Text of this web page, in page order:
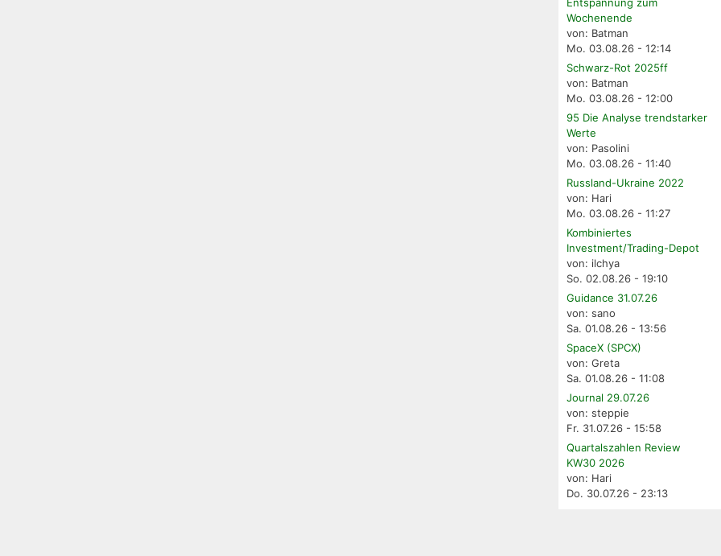
Wochenende
von: Batman
Mo. 03.08.26 - 12:14
Schwarz-Rot 2025ff
von: Batman
Mo. 03.08.26 - 12:00
95 Die Analyse trendstarker
Werte
von: Pasolini
Mo. 03.08.26 - 11:40
Russland-Ukraine 2022
von: Hari
Mo. 03.08.26 - 11:27
Kombiniertes
Investment/Trading-Depot
von: ilchya
So. 02.08.26 - 19:10
Guidance 31.07.26
von: sano
Sa. 01.08.26 - 13:56
SpaceX (SPCX)
von: Greta
Sa. 01.08.26 - 11:08
Journal 29.07.26
von: steppie
Fr. 31.07.26 - 15:58
Quartalszahlen Review
KW30 2026
von: Hari
Do. 30.07.26 - 23:13